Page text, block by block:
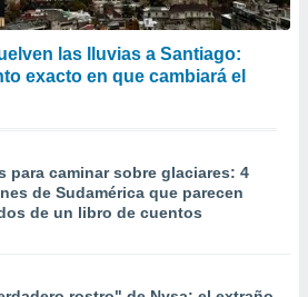
las lluvias a Santiago:
exacto en que cambiará el
para caminar sobre glaciares: 4
de Sudamérica que parecen
de un libro de cuentos